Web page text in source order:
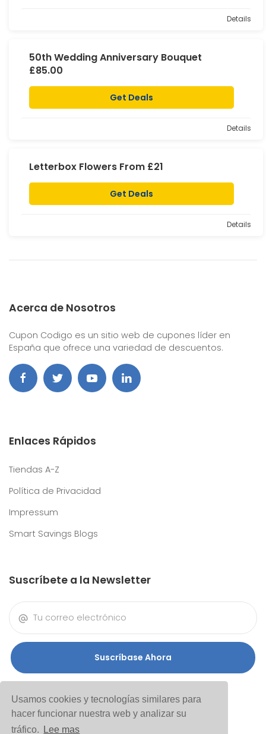
Usamos cookies y tecnologías similares para
hacer funcionar nuestra web y analizar su
tráfico.
Lee mas
Details
50th Wedding Anniversary Bouquet
£85.00
Get Deals
Details
Letterbox Flowers From £21
Get Deals
Details
Acerca de Nosotros
Cupon Codigo es un sitio web de cupones líder en
España que ofrece una variedad de descuentos.
Enlaces Rápidos
Tiendas A-Z
Política de Privacidad
Impressum
Smart Savings Blogs
Suscríbete a la Newsletter
Suscríbase Ahora